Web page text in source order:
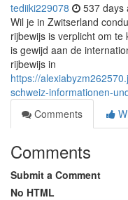
tediiki229078 537 days
Wil je in Zwitserland
rijbewijs is verplicht om
is gewijd aan de
rijbewijs in
https://
schweiz-informationen-
Comments
Comments
Submit a Comment
No HTML